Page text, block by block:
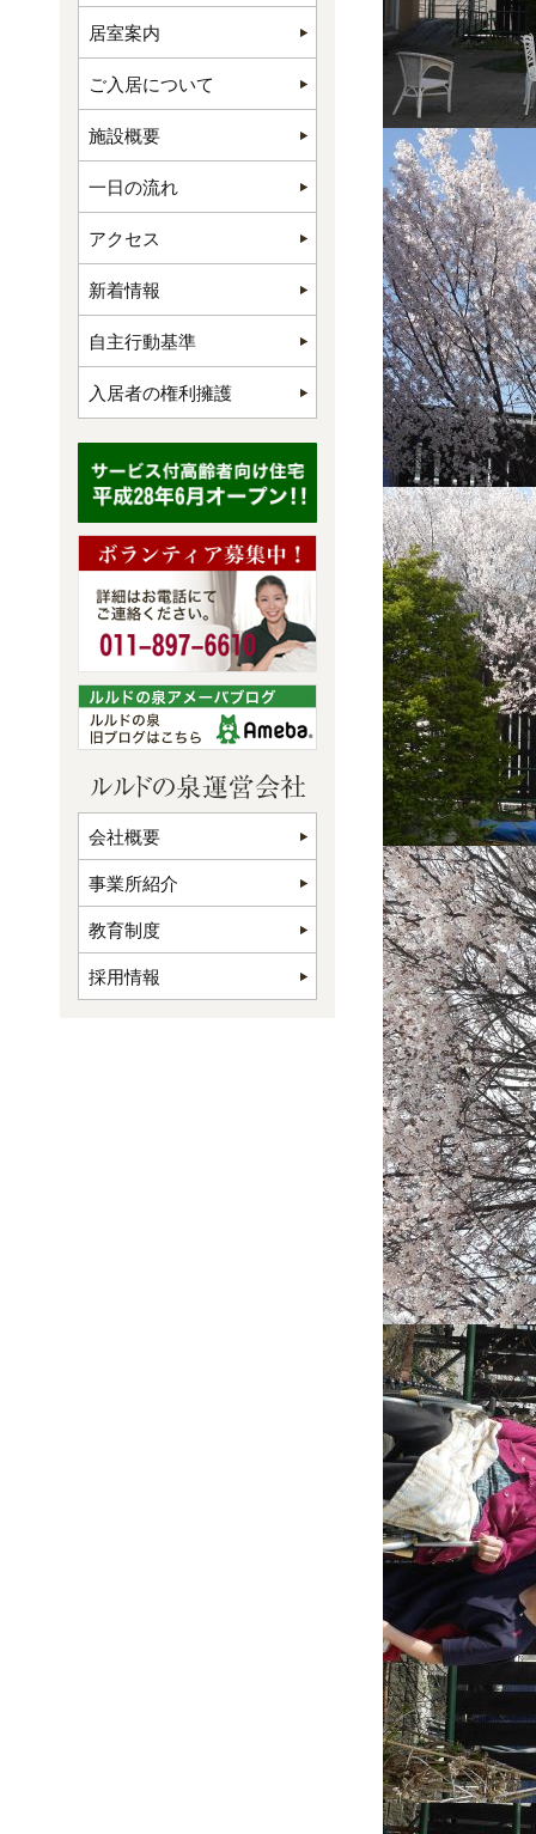
居室案内
ご入居について
施設概要
一日の流れ
アクセス
新着情報
自主行動基準
入居者の権利擁護
会社概要
事業所紹介
教育制度
採用情報